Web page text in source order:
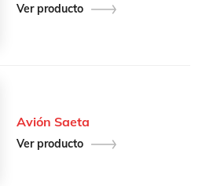
Ver producto
Avión Saeta
Ver producto